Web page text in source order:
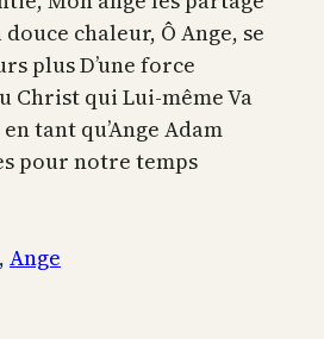
chaleur, Ô Ange, se
plus D’une force
Christ qui Lui-même Va
tant qu’Ange Adam
pour notre temps
, Ange